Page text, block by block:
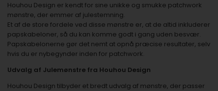
Houhou Design er kendt for sine unikke og smukke patchwork
mønstre, der emmer af julestemning.
Et af de store fordele ved disse mønstre er, at de altid inkluderer
papskabeloner, så du kan komme godt i gang uden besvær.
Papskabelonerne gør det nemt at opnå præcise resultater, selv
hvis du er nybegynder inden for patchwork.
Udvalg af Julemønstre fra Houhou Design
Houhou Design tilbyder et bredt udvalg af mønstre, der passer